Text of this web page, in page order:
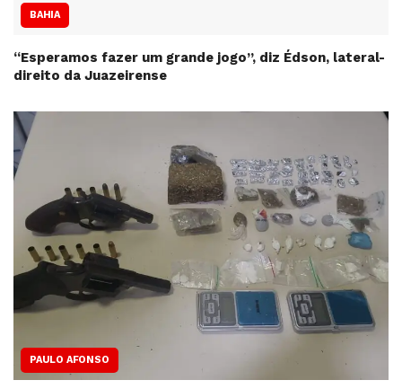
BAHIA
“Esperamos fazer um grande jogo”, diz Édson, lateral-
direito da Juazeirense
PAULO AFONSO